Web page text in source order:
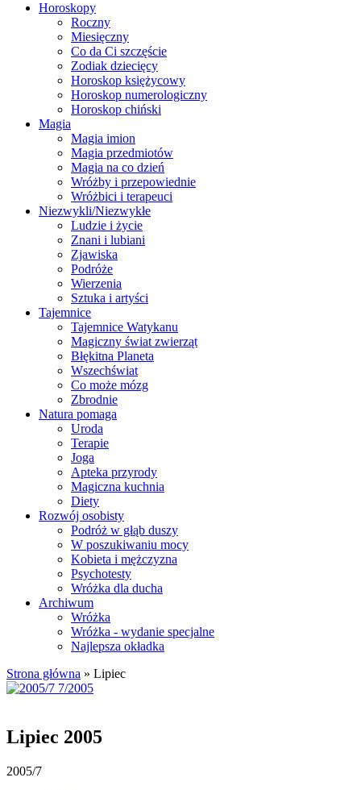
Horoskopy
Roczny
Miesięczny
Co da Ci szczęście
Zodiak dziecięcy
Horoskop księżycowy
Horoskop numerologiczny
Horoskop chiński
Magia
Magia imion
Magia przedmiotów
Magia na co dzień
Wróżby i przepowiednie
Wróżbici i terapeuci
Niezwykli/Niezwykłe
Ludzie i życie
Znani i lubiani
Zjawiska
Podróże
Wierzenia
Sztuka i artyści
Tajemnice
Tajemnice Watykanu
Magiczny świat zwierząt
Błękitna Planeta
Wszechświat
Co może mózg
Zbrodnie
Natura pomaga
Uroda
Terapie
Joga
Apteka przyrody
Magiczna kuchnia
Diety
Rozwój osobisty
Podróż w głąb duszy
W poszukiwaniu mocy
Kobieta i mężczyzna
Psychotesty
Wróżka dla ducha
Archiwum
Wróżka
Wróżka - wydanie specjalne
Najlepsza okładka
Strona główna » Lipiec
Lipiec 2005
2005/7